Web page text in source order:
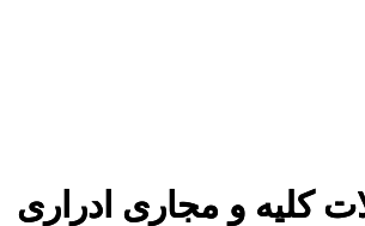
کلیه و مجاری ادراری